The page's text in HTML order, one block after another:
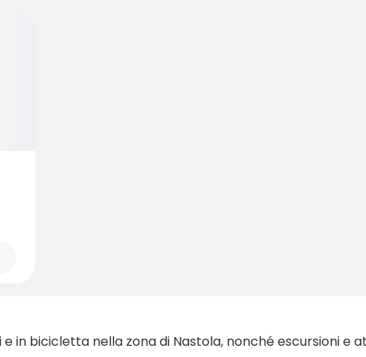
in bicicletta nella zona di Nastola, nonché escursioni e